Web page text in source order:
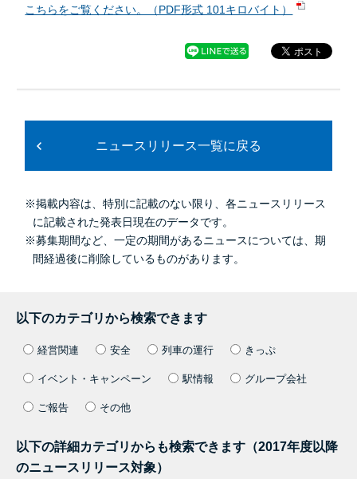
こちらをご覧ください。（PDF形式 101キロバイト）
ニュースリリース一覧に戻る
※掲載内容は、特別に記載のない限り、各ニュースリリース
に記載された発表日現在のデータです。
※募集期間など、一定の期間があるニュースについては、期
間経過後に削除しているものがあります。
以下のカテゴリから検索できます
経営関連 安全 列車の運行 きっぷ
イベント・キャンペーン 駅情報 グループ会社
ご報告 その他
以下の詳細カテゴリからも検索できます（2017年度以降
のニュースリリース対象）